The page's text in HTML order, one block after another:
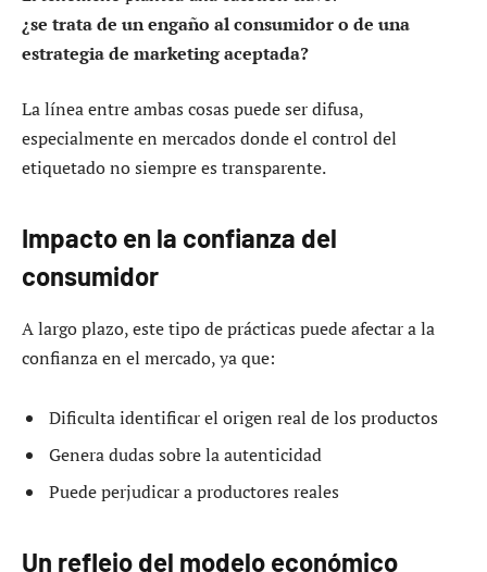
¿se trata de un engaño al consumidor o de una
estrategia de marketing aceptada?
La línea entre ambas cosas puede ser difusa,
especialmente en mercados donde el control del
etiquetado no siempre es transparente.
Impacto en la confianza del
consumidor
A largo plazo, este tipo de prácticas puede afectar a la
confianza en el mercado, ya que:
Dificulta identificar el origen real de los productos
Genera dudas sobre la autenticidad
Puede perjudicar a productores reales
Un reflejo del modelo económico